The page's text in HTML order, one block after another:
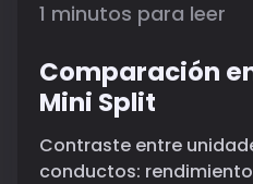
1 minutos para leer
Comparación
Mini Split
Contraste entre
conductos: